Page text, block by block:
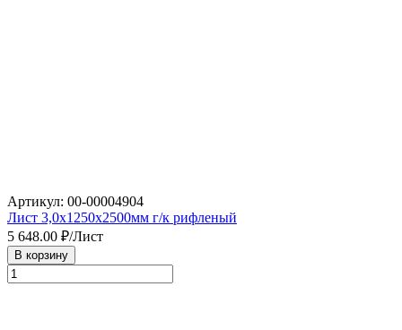
Артикул: 00-00004904
Лист 3,0х1250х2500мм г/к рифленый
5 648.00 ₽/Лист
В корзину